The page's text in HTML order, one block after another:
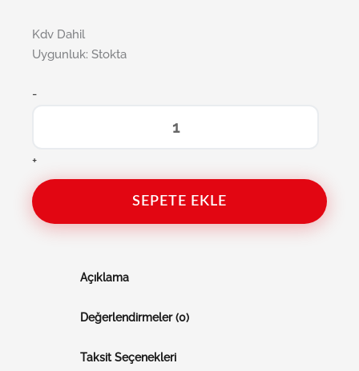
Kdv Dahil
Uygunluk: Stokta
-
+
SEPETE EKLE
Açıklama
Değerlendirmeler (0)
Taksit Seçenekleri